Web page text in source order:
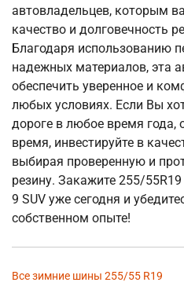
автовладельцев, которым
качество и долговечность
Благодаря использованию
надежных материалов, эта
обеспечить уверенное и
любых условиях. Если Вы
дороге в любое время года,
время, инвестируйте в
выбирая проверенную и
резину. Закажите 255/
9 SUV уже сегодня и
собственном опыте!
Все зимние шины 255/55 R19